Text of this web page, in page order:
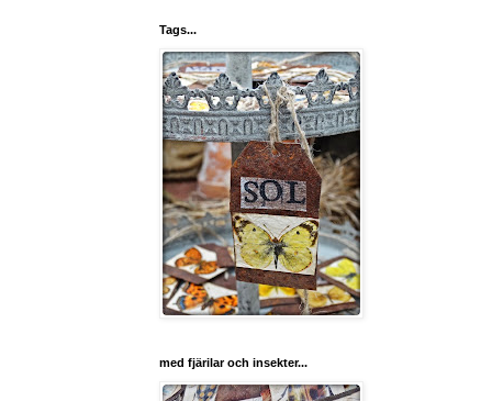
Tags...
med fjärilar och insekter...